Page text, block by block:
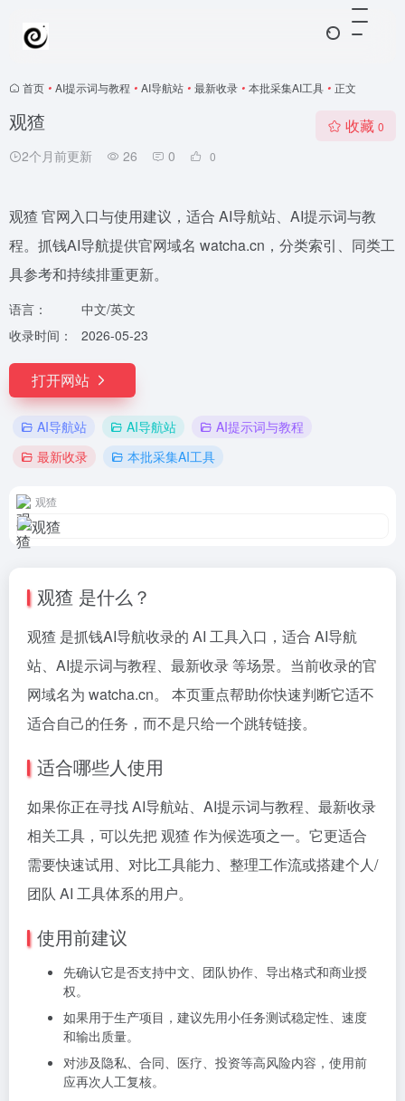
首页 • AI提示词与教程 • AI导航站 • 最新收录 • 本批采集AI工具 • 正文
观猹
2个月前更新 26 0 0
收藏 0
观猹 官网入口与使用建议，适合 AI导航站、AI提示词与教
程。抓钱AI导航提供官网域名 watcha.cn，分类索引、同类工
具参考和持续排重更新。
语言：
中文/英文
收录时间：
2026-05-23
打开网站
AI导航站 AI导航站
AI提示词与教程
最新收录
本批采集AI工具
观猹
观猹 是什么？
观猹 是抓钱AI导航收录的 AI 工具入口，适合 AI导航
站、AI提示词与教程、最新收录 等场景。当前收录的官
网域名为 watcha.cn。 本页重点帮助你快速判断它适不
适合自己的任务，而不是只给一个跳转链接。
适合哪些人使用
如果你正在寻找 AI导航站、AI提示词与教程、最新收录
相关工具，可以先把 观猹 作为候选项之一。它更适合
需要快速试用、对比工具能力、整理工作流或搭建个人/
团队 AI 工具体系的用户。
使用前建议
先确认它是否支持中文、团队协作、导出格式和商业授
权。
如果用于生产项目，建议先用小任务测试稳定性、速度
和输出质量。
对涉及隐私、合同、医疗、投资等高风险内容，使用前
应再次人工复核。